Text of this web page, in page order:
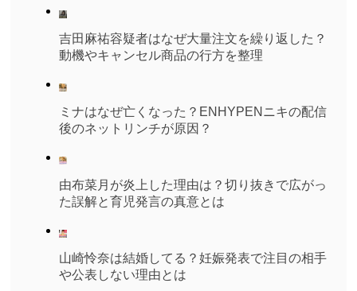
吉田麻祐容疑者はなぜ大量注文を繰り返した？
動機やキャンセル商品の行方を整理
ミナはなぜ亡くなった？ENHYPENニキの配信
後のネットリンチが原因？
由布菜月が炎上した理由は？切り抜きで広がっ
た誤解と育児発言の真意とは
山崎怜奈は結婚してる？妊娠発表で注目の相手
や公表しない理由とは